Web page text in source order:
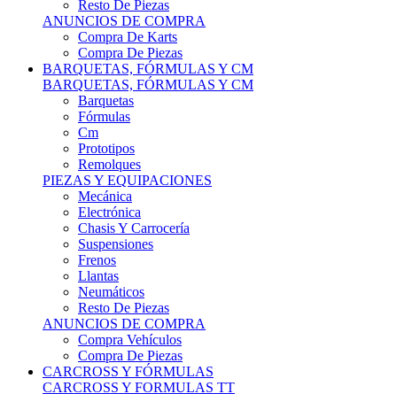
Compra De Karts
Compra De Piezas
BARQUETAS, FÓRMULAS Y CM
BARQUETAS, FÓRMULAS Y CM
Barquetas
Fórmulas
Cm
Prototipos
Remolques
PIEZAS Y EQUIPACIONES
Mecánica
Electrónica
Chasis Y Carrocería
Suspensiones
Frenos
Llantas
Neumáticos
Resto De Piezas
ANUNCIOS DE COMPRA
Compra Vehículos
Compra De Piezas
CARCROSS Y FÓRMULAS
CARCROSS Y FORMULAS TT
Carcross